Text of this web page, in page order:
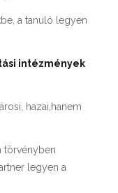
a tanuló legyen
intézmények
hazai,hanem
törvényben
legyen a